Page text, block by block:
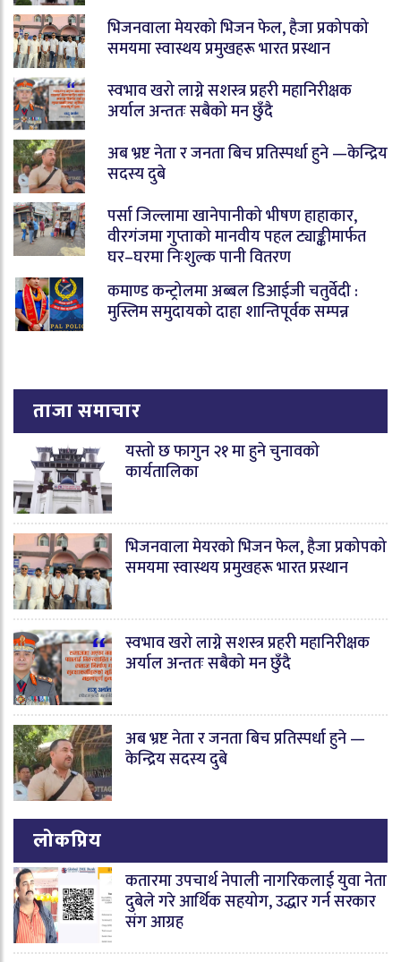
भिजनवाला मेयरको भिजन फेल, हैजा प्रकोपको
समयमा स्वास्थय प्रमुखहरू भारत प्रस्थान
स्वभाव खरो लाग्ने सशस्त्र प्रहरी महानिरीक्षक
अर्याल अन्ततः सबैको मन छुँदै
अब भ्रष्ट नेता र जनता बिच प्रतिस्पर्धा हुने —केन्द्रिय
सदस्य दुबे
पर्सा जिल्लामा खानेपानीको भीषण हाहाकार,
वीरगंजमा गुप्ताको मानवीय पहल ट्याङ्कीमार्फत
घर–घरमा निःशुल्क पानी वितरण
कमाण्ड कन्ट्रोलमा अब्बल डिआईजी चतुर्वेदी :
मुस्लिम समुदायको दाहा शान्तिपूर्वक सम्पन्न
ताजा समाचार
यस्तो छ फागुन २१ मा हुने चुनावको
कार्यतालिका
भिजनवाला मेयरको भिजन फेल, हैजा प्रकोपको
समयमा स्वास्थय प्रमुखहरू भारत प्रस्थान
स्वभाव खरो लाग्ने सशस्त्र प्रहरी महानिरीक्षक
अर्याल अन्ततः सबैको मन छुँदै
अब भ्रष्ट नेता र जनता बिच प्रतिस्पर्धा हुने —
केन्द्रिय सदस्य दुबे
लोकप्रिय
कतारमा उपचार्थ नेपाली नागरिकलाई युवा नेता
दुबेले गरे आर्थिक सहयोग, उद्धार गर्न सरकार
संग आग्रह